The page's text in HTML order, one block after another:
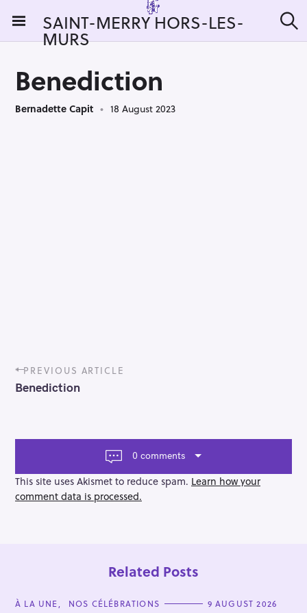
i
SAINT-MERRY HORS-LES-
MURS e
Benediction
Bernadette Capit 18 August 2023
P
o
s
a
g
a
t
PREVIOUS ARTICLE
Benediction
0 comments
This site uses Akismet to reduce spam. Learn how your
comment data is processed.
Related Posts
C
À LA UNE NOS CÉLÉBRATIONS 9 AUGUST 2026